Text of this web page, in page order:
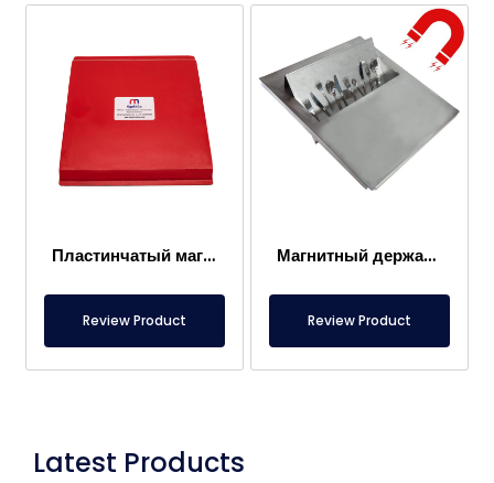
Пластинчатый магнит неодимового типа 390x348x23 мм
Review Product
Магнитный держатель для кухни и столовой
Review Product
Latest Products